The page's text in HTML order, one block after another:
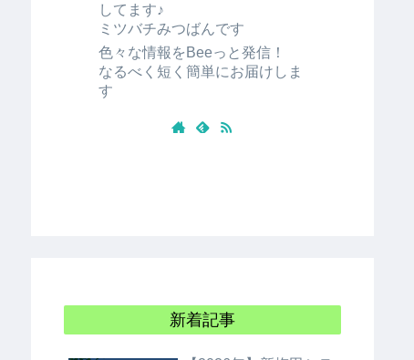
してます♪
ミツバチみつばんです
色々な情報をBeeっと発信！
なるべく短く簡単にお届けしま
す
新着記事